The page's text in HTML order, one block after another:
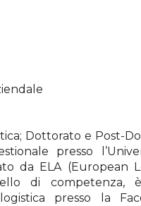
Dottorato e Post-
presso
da ELA (European
di competenza,
presso la